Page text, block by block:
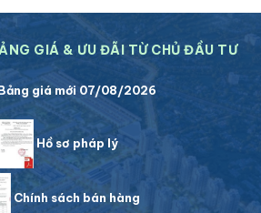
GIÁ & ƯU ĐÃI TỪ CHỦ ĐẦU TƯ
giá mới 07/08/2026
Hồ sơ pháp lý
Chính sách bán hàng